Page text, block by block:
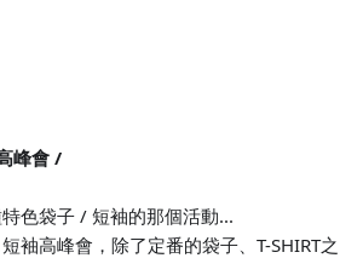
峰會 /
色袋子 / 短袖的那個活動...
袖高峰會， 除了定番的袋子、T-SHIRT之